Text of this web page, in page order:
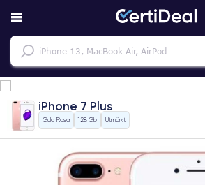
iPhone 7 Plus
Guld Rosa 128 Gb Utmärkt